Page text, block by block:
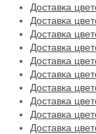
Доставка
Доставка
Доставка
Доставка
Доставка
Доставка
Доставка
Доставка
Доставка
Доставка